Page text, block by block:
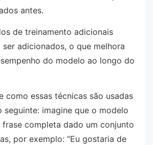
antes.
de treinamento adicionais
adicionados, o que melhora
do modelo ao longo do
como essas técnicas são usadas
seguinte: imagine que o modelo
frase completa dado um conjunto
por exemplo: “Eu gostaria de